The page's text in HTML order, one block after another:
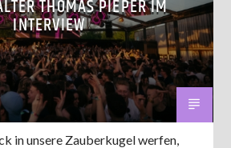
THOMAS PIEPER IM
INTERVIEW
in unsere Zauberkugel werfen,